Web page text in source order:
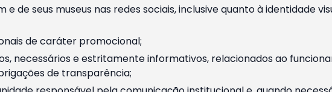
de seus museus nas redes sociais, inclusive quanto à identidade
de caráter promocional;
necessários e estritamente informativos, relacionados ao
de transparência;